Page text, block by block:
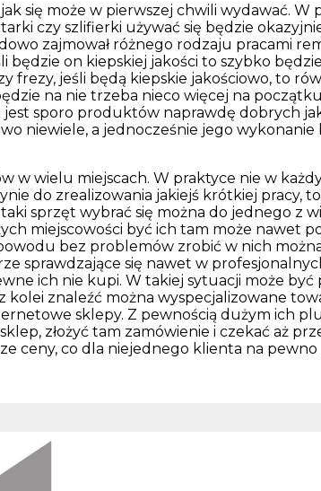
się może w pierwszej chwili wydawać.
czy szlifierki używać się będzie
zajmował różnego rodzaju pracami
on kiepskiej jakości to szybko
frezy, jeśli będą kiepskie jakościowo, to
na nie trzeba nieco więcej na
sporo produktów naprawdę dobrych
niewiele, a jednocześnie jego
w wielu miejscach. W praktyce nie w
do zrealizowania jakiejś krótkiej pracy,
sprzęt wybrać się można do jednego z
miejscowości być ich tam może nawet
bez problemów zrobić w nich
sprawdzające się nawet w
ich nie kupi. W takiej sytuacji może
znaleźć można wyspecjalizowane
sklepy. Z pewnością dużym ich
złożyć tam zamówienie i czekać aż
ceny, co dla niejednego klienta na pewno